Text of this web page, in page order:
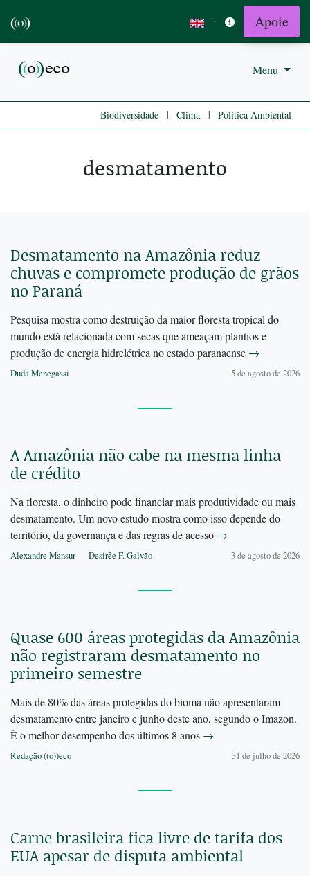
· Apoie
Menu
Biodiversidade | Clima | Politica Ambiental
desmatamento
Desmatamento na Amazônia reduz
chuvas e compromete produção de grãos
no Paraná
Pesquisa mostra como destruição da maior floresta tropical do
mundo está relacionada com secas que ameaçam plantios e
produção de energia hidrelétrica no estado paranaense →
Duda Menegassi 5 de agosto de 2026
A Amazônia não cabe na mesma linha
de crédito
Na floresta, o dinheiro pode financiar mais produtividade ou mais
desmatamento. Um novo estudo mostra como isso depende do
território, da governança e das regras de acesso →
Alexandre Mansur Desirêe F. Galvão 3 de agosto de 2026
Quase 600 áreas protegidas da Amazônia
não registraram desmatamento no
primeiro semestre
Mais de 80% das áreas protegidas do bioma não apresentaram
desmatamento entre janeiro e junho deste ano, segundo o Imazon.
É o melhor desempenho dos últimos 8 anos →
Redação ((o))eco 31 de julho de 2026
Carne brasileira fica livre de tarifa dos
EUA apesar de disputa ambiental